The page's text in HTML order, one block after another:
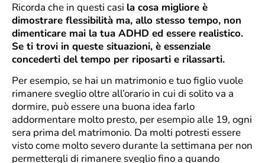
Ricorda che in questi casi la cosa migliore è
dimostrare flessibilità ma, allo stesso tempo, non
dimenticare mai la tua ADHD ed essere realistico.
Se ti trovi in queste situazioni, è essenziale
concederti del tempo per riposarti e rilassarti.
Per esempio, se hai un matrimonio e tuo figlio vuole
rimanere sveglio oltre all’orario in cui di solito va a
dormire, può essere una buona idea farlo
addormentare molto presto, per esempio alle 19, ogni
sera prima del matrimonio. Da molti potresti essere
visto come molto severo durante la settimana per non
permettergli di rimanere sveglio fino a quando